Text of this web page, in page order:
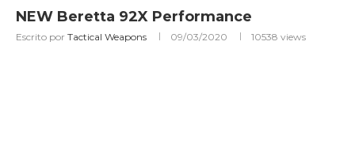
NEW Beretta 92X Performance
Escrito por Tactical Weapons 09/03/2020 10538 views